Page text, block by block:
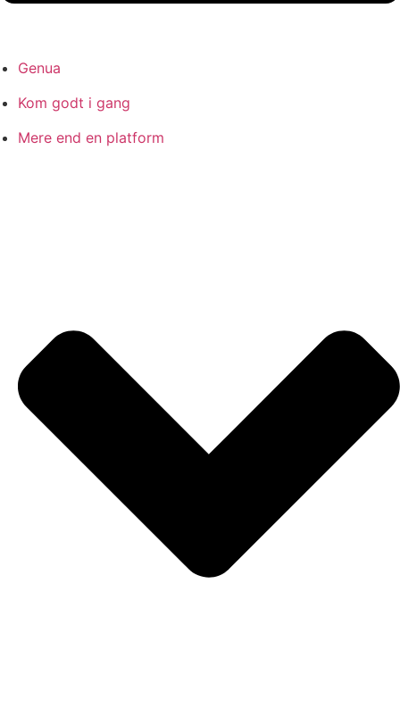
Genua
Kom godt i gang
Mere end en platform